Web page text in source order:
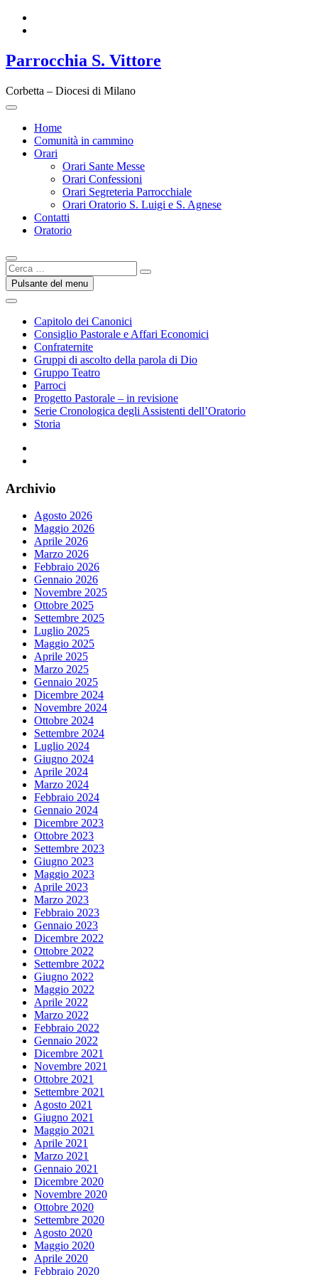
Parrocchia S. Vittore
Corbetta – Diocesi di Milano
Home
Comunità in cammino
Orari
Orari Sante Messe
Orari Confessioni
Orari Segreteria Parrocchiale
Orari Oratorio S. Luigi e S. Agnese
Contatti
Oratorio
Cerca
…Pulsante del menu
Capitolo dei Canonici
Consiglio Pastorale e Affari Economici
Confraternite
Gruppi di ascolto della parola di Dio
Gruppo Teatro
Parroci
Progetto Pastorale – in revisione
Serie Cronologica degli Assistenti dell’Oratorio
Storia
Archivio
Agosto 2026
Maggio 2026
Aprile 2026
Marzo 2026
Febbraio 2026
Gennaio 2026
Novembre 2025
Ottobre 2025
Settembre 2025
Luglio 2025
Maggio 2025
Aprile 2025
Marzo 2025
Gennaio 2025
Dicembre 2024
Novembre 2024
Ottobre 2024
Settembre 2024
Luglio 2024
Giugno 2024
Aprile 2024
Marzo 2024
Febbraio 2024
Gennaio 2024
Dicembre 2023
Ottobre 2023
Settembre 2023
Giugno 2023
Maggio 2023
Aprile 2023
Marzo 2023
Febbraio 2023
Gennaio 2023
Dicembre 2022
Ottobre 2022
Settembre 2022
Giugno 2022
Maggio 2022
Aprile 2022
Marzo 2022
Febbraio 2022
Gennaio 2022
Dicembre 2021
Novembre 2021
Ottobre 2021
Settembre 2021
Agosto 2021
Giugno 2021
Maggio 2021
Aprile 2021
Marzo 2021
Gennaio 2021
Dicembre 2020
Novembre 2020
Ottobre 2020
Settembre 2020
Agosto 2020
Maggio 2020
Aprile 2020
Febbraio 2020